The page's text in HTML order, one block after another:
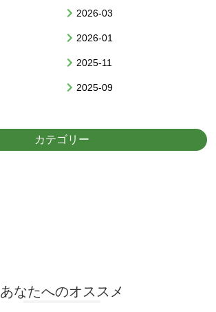
2026-03
2026-01
2025-11
2025-09
カテゴリー
あなたへのオススメ